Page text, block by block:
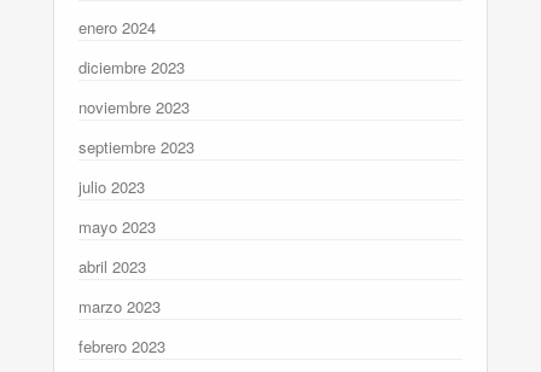
enero 2024
diciembre 2023
noviembre 2023
septiembre 2023
julio 2023
mayo 2023
abril 2023
marzo 2023
febrero 2023